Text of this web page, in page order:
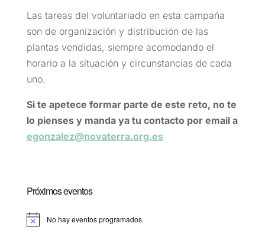
Las tareas del voluntariado en esta campaña
son de organización y distribución de las
plantas vendidas, siempre acomodando el
horario a la situación y circunstancias de cada
uno.
Si te apetece formar parte de este reto, no te
lo pienses y manda ya tu contacto por email a
egonzalez@novaterra.org.es
Próximos eventos
Aviso No hay eventos programados.